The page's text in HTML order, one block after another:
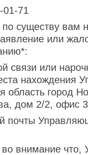
71
существу вам
или
связи или
нахождения
область город
дом 2/2, офис
почты
во внимание